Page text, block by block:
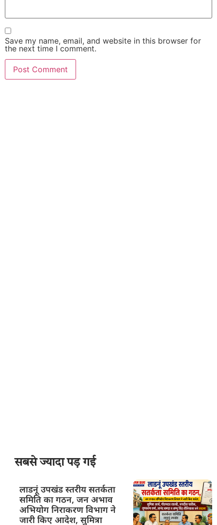
Save my name, email, and website in this browser for
the next time I comment.
सबसे ज्यादा पड़ गई
लाडनूं उपखंड स्तरीय सतर्कता
समिति का गठन, जन अभाव
अभियोग निराकरण विभाग ने
जारी किए आदेश, सुमित्रा